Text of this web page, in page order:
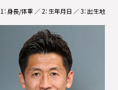
1：身長/体重 ／ 2：生年月日 ／ 3：出生地